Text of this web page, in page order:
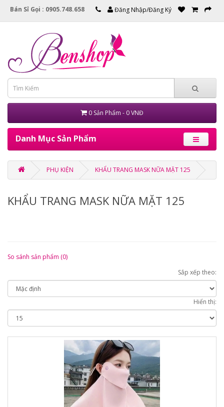
Bán Sỉ Gọi : 0905.748.658 Đăng Nhập/Đăng Ký
0 Sản Phẩm - 0 VNĐ
Danh Mục Sản Phẩm
PHỤ KIỆN KHẨU TRANG MASK NỮA MẶT 125
KHẨU TRANG MASK NỮA MẶT 125
So sánh sản phẩm (0)
Sắp xếp theo:
Hiển thị: